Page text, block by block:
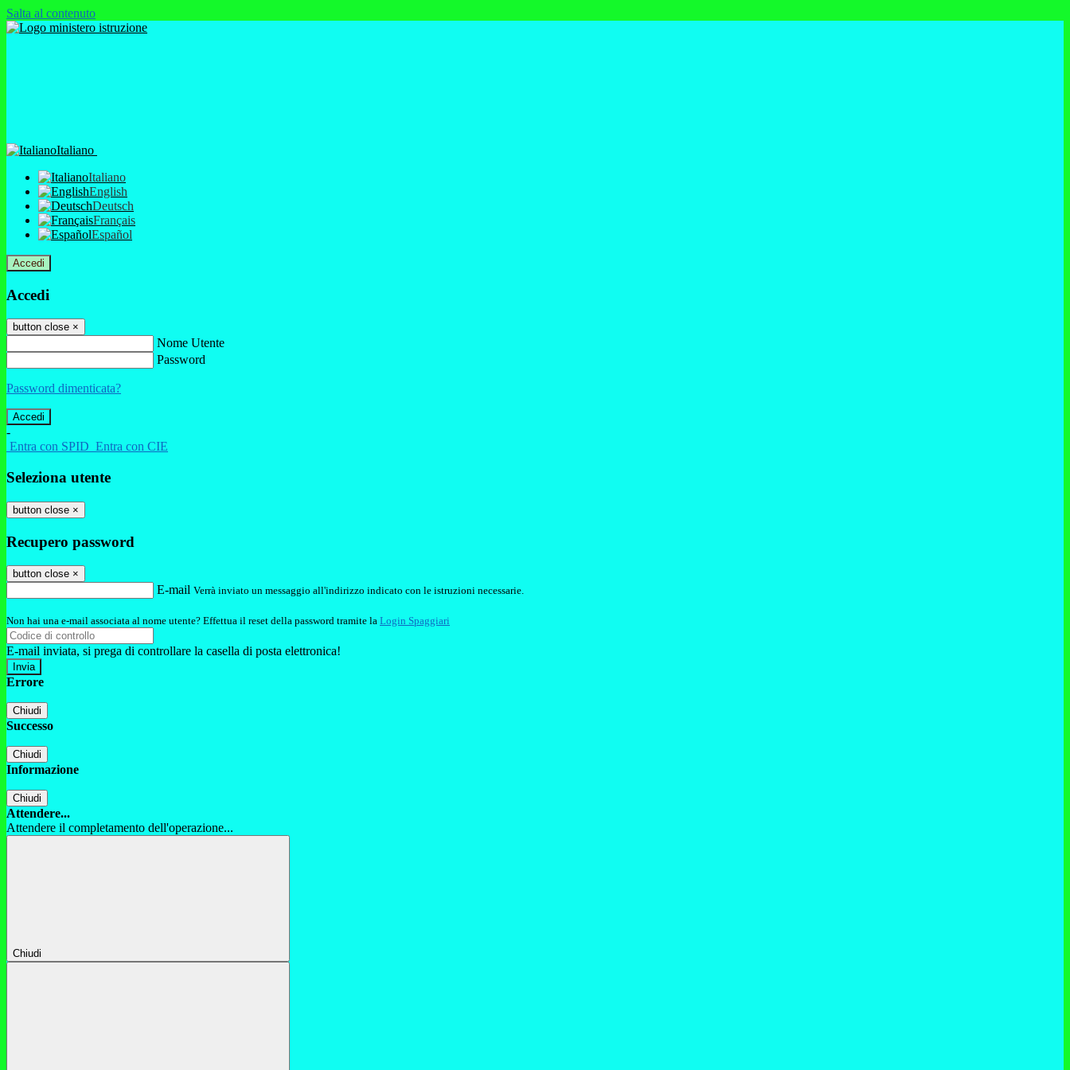
Salta al contenuto
Italiano
Italiano
English
Deutsch
Français
Español
Accedi
Accedi
button close ×
Nome Utente
Password
Password dimenticata?
-
Entra con SPID Entra con CIE
Seleziona utente
button close ×
Recupero password
button close ×
E-mail Verrà inviato un messaggio all'indirizzo indicato con le istruzioni necessarie.
Non hai una e-mail associata al nome utente? Effettua il reset della password tramite la Login Spaggiari
E-mail inviata, si prega di controllare la casella di posta elettronica!
Errore
Chiudi
Successo
Chiudi
Informazione
Chiudi
Attendere...
Attendere il completamento dell'operazione...
Chiudi